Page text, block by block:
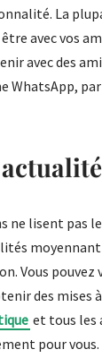
La
être avec vos
avec des
WhatsApp,
ne lisent pas
Vous
des mises
et tous les
pour vous.